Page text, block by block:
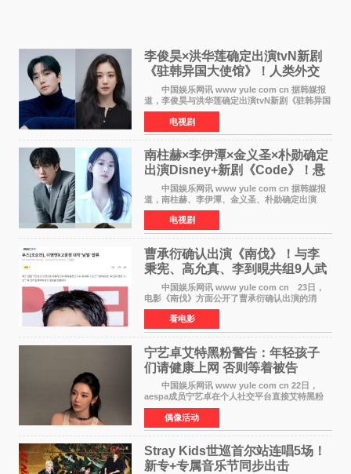
李俊昊×洪华莲确定出演tvN新剧
《驻韩异国大使馆》！人类外交
官与“龙”大使的奇幻
中国娱乐网讯 www yule com cn 据韩媒报
道，李俊昊与洪华莲确定出演tvN新剧《驻韩异国
大使馆》，分别担任男女主角，引发期待。
该剧讲述了一位因管理驻韩异国大使馆（负责管
理居住在大韩
电视剧
南柱赫×李伊潭×金义圣×朴勋确定
出演Disney+新剧《Code》！悬
疑犯罪惊悚明年上线
中国娱乐网讯 www yule com cn 据韩媒报
道，南柱赫、李伊潭、金义圣、朴勋确定出演
Disney+新剧《Code》，该剧预计将于明年播
出，引发高度关注。 本剧改编自同名人气台
剧，讲述了一位往来
电视剧
曹承衍确认出演《南伐》！与李
秉宪、高允真、李到晛共组9人武
士团
中国娱乐网讯 www yule com cn 23日，
电影《南伐》方面公开了曹承衍确认出演的消
息。通过歌手活动展现出独特色彩的曹承衍将在
片中饰演拥有出色弓箭技术的弓箭手，他将在这
一历史动作大片中展
看电影
宁艺卓艾特黑粉警告：年轻孩子
们​请健康上网 否则等着被告
中国娱乐网讯 www yule com cn 22日，
aespa成员宁艺卓在个人社交平台直接艾特黑粉
账号，正面喊话回应长期以来的恶意攻击，引发
广泛关注。 宁艺卓在文中表示，自己早已注
意到部分网友持续
偶像活动
Stray Kids世巡首尔站连唱5场！
新专+专属音乐节同步出击